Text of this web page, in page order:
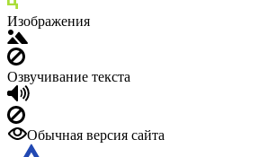
Изображения
Озвучивание текста
Обычная версия сайта